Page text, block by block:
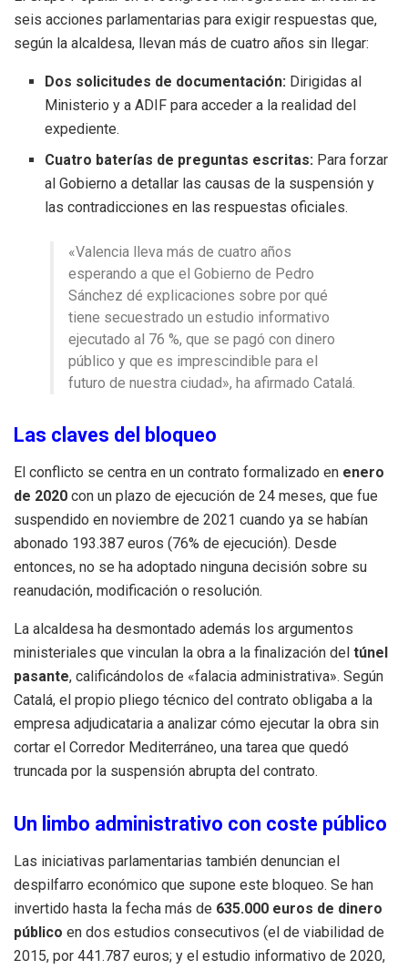
seis acciones parlamentarias para exigir respuestas que,
según la alcaldesa, llevan más de cuatro años sin llegar:
Dos solicitudes de documentación: Dirigidas al
Ministerio y a ADIF para acceder a la realidad del
expediente.
Cuatro baterías de preguntas escritas: Para forzar
al Gobierno a detallar las causas de la suspensión y
las contradicciones en las respuestas oficiales.
«Valencia lleva más de cuatro años
esperando a que el Gobierno de Pedro
Sánchez dé explicaciones sobre por qué
tiene secuestrado un estudio informativo
ejecutado al 76 %, que se pagó con dinero
público y que es imprescindible para el
futuro de nuestra ciudad», ha afirmado Catalá.
Las claves del bloqueo
El conflicto se centra en un contrato formalizado en enero
de 2020 con un plazo de ejecución de 24 meses, que fue
suspendido en noviembre de 2021 cuando ya se habían
abonado 193.387 euros (76% de ejecución). Desde
entonces, no se ha adoptado ninguna decisión sobre su
reanudación, modificación o resolución.
La alcaldesa ha desmontado además los argumentos
ministeriales que vinculan la obra a la finalización del túnel
pasante, calificándolos de «falacia administrativa». Según
Catalá, el propio pliego técnico del contrato obligaba a la
empresa adjudicataria a analizar cómo ejecutar la obra sin
cortar el Corredor Mediterráneo, una tarea que quedó
truncada por la suspensión abrupta del contrato.
Un limbo administrativo con coste público
Las iniciativas parlamentarias también denuncian el
despilfarro económico que supone este bloqueo. Se han
invertido hasta la fecha más de 635.000 euros de dinero
público en dos estudios consecutivos (el de viabilidad de
2015, por 441.787 euros; y el estudio informativo de 2020,